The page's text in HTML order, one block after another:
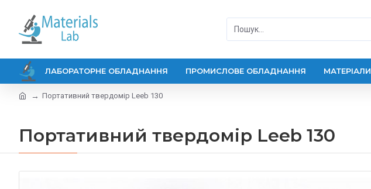
ЛАБОРАТОРНЕ ОБЛАДНАННЯ ПРОМИСЛОВЕ ОБЛАДНАННЯ МАТЕРІАЛИ
Портативний твердомір Leeb 130
Портативний твердомір Leeb 130